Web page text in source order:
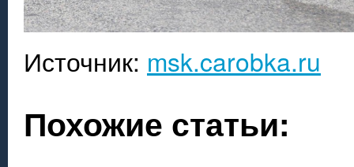
Источник: msk.carobka.ru
Похожие статьи: